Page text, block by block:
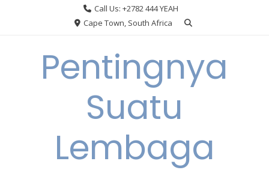
Call Us: +2782 444 YEAH
Cape Town, South Africa
Pentingnya
Suatu
Lembaga